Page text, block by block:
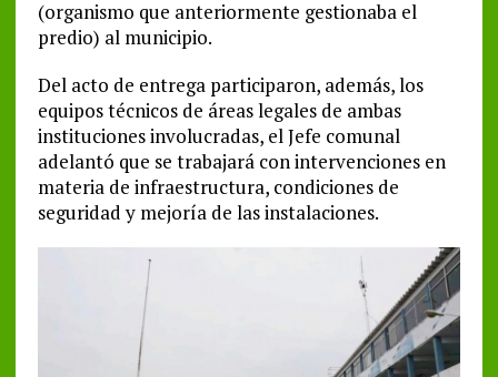
(organismo que anteriormente gestionaba el
predio) al municipio.
Del acto de entrega participaron, además, los
equipos técnicos de áreas legales de ambas
instituciones involucradas, el Jefe comunal
adelantó que se trabajará con intervenciones en
materia de infraestructura, condiciones de
seguridad y mejoría de las instalaciones.